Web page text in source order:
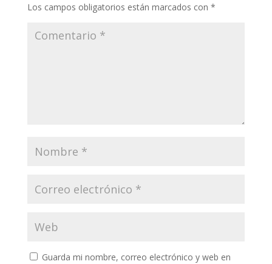
Los campos obligatorios están marcados con *
Guarda mi nombre, correo electrónico y web en